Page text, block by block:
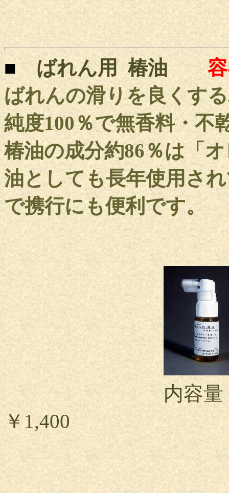
■ ばれん用 椿油容
ばれんの滑りを良くす
純度100％で無香料・不
椿油の成分約86％は「
油としても長年使用さ
で携行にも便利です。
内容量：
￥1,400